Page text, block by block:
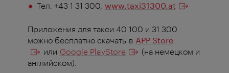
Тел. +43 1 31 300, www.taxi31300.at
Приложения для такси 40 100 и 31 300
можно бесплатно скачать в APP Store
или Google PlayStore
(на немецком и
английском).